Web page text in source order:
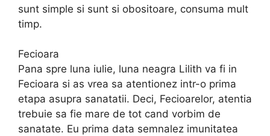
sunt simple si sunt si obositoare, consuma mult
timp.
Fecioara
Pana spre luna iulie, luna neagra Lilith va fi in
Fecioara si as vrea sa atentionez intr-o prima
etapa asupra sanatatii. Deci, Fecioarelor, atentia
trebuie sa fie mare de tot cand vorbim de
sanatate. Eu prima data semnalez imunitatea